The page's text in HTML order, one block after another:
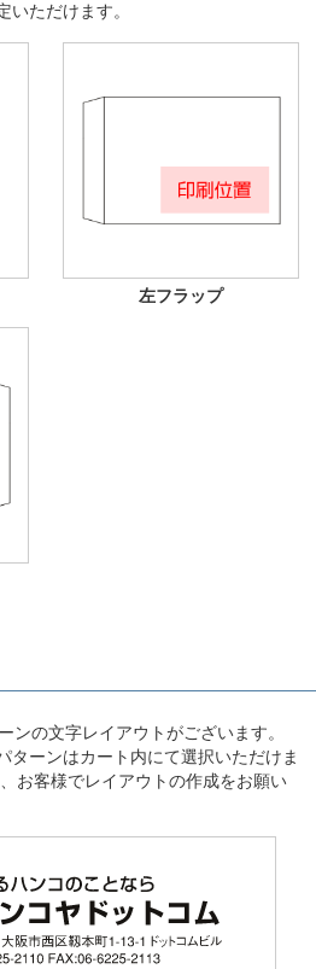
いただけます。
左フラップ
ンの文字レイアウトがございます。
ターンはカート内にて選択いただけま
お客様でレイアウトの作成をお願い